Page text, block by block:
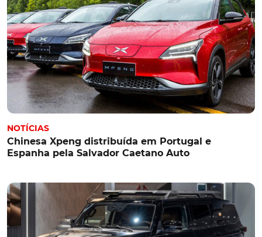
NOTÍCIAS
Chinesa Xpeng distribuída em Portugal e
Espanha pela Salvador Caetano Auto